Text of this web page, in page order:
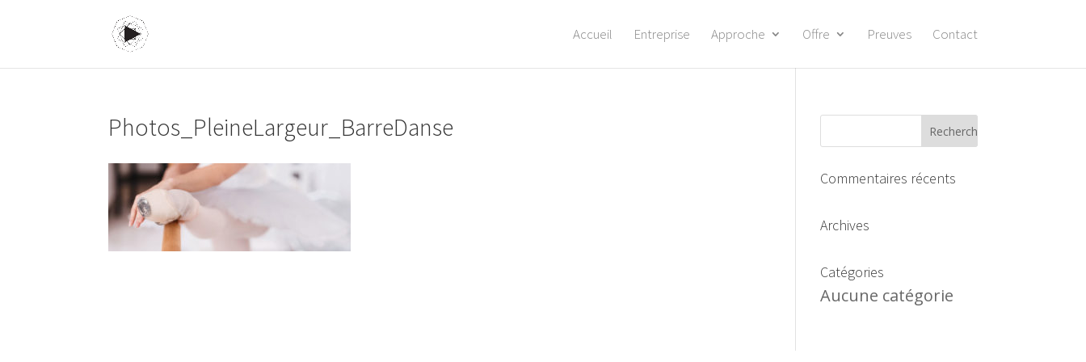
Accueil Entreprise Approche Offre Preuves Contact
Photos_PleineLargeur_BarreDanse
Commentaires récents
Archives
Catégories
Aucune catégorie